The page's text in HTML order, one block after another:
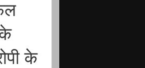
के